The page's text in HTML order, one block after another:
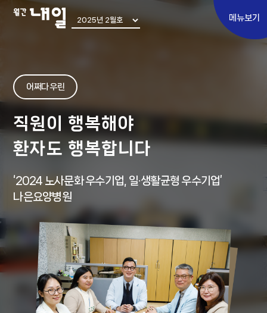
메뉴보기
토픽 에세이
쉬어가기
내일 인터뷰
Move
내일을 향한 도약
고용 아카이브
어쩌다 우린
직원이 행복해야
환자도 행복합니다
‘2024 노사문화 우수기업, 일·생활균형 우수기업’
나은요양병원